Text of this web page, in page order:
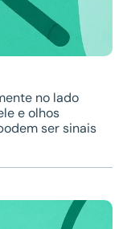
no lado
e olhos
ser sinais